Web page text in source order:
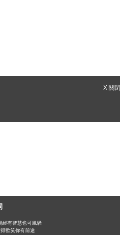
X 關閉
經有智慧也可風騷
歡笑你有前途